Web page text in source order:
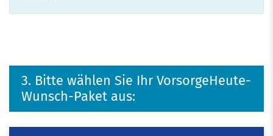
3. Bitte wählen Sie Ihr VorsorgeHeute-
Wunsch-Paket aus: